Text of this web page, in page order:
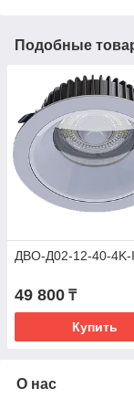
Подобные
ДВО-Д02-12-40-4K-
49 800 ₸
Купить
О нас